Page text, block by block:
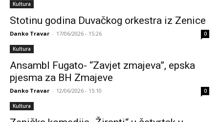
Kultura
Stotinu godina Duvačkog orkestra iz Zenice
Danko Travar - 17/06/2026 - 15:26 0
Kultura
Ansambl Fugato- “Zavjet zmajeva”, epska
pjesma za BH Zmajeve
Danko Travar - 12/06/2026 - 15:10 0
Kultura